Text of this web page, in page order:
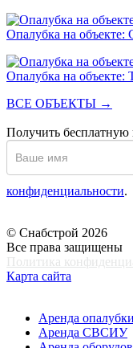
Опалубка на объекте:
Опалубка на объекте:
ВСЕ ОБЪЕКТЫ →
Получить бесплатную
конфиденциальности.
© Снабстрой 2026
Все права защищены
Политика
Карта сайта
Аренда опалубки
Аренда СВСИУ